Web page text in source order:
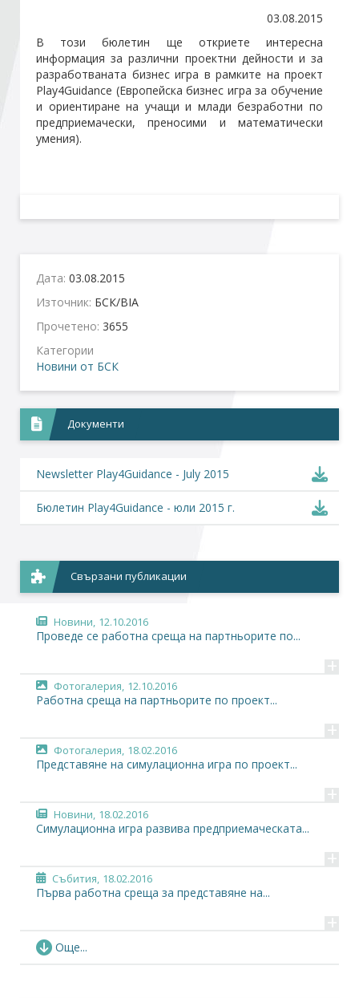
Стани член
Абонирайте се!
03.08.2015
В този бюлетин ще откриете интересна
информация за различни проектни дейности и за
разработваната бизнес игра в рамките на проект
Play4Guidance (Европейска бизнес игра за обучение
и ориентиране на учащи и млади безработни по
предприемачески, преносими и математически
умения).
Дата: 03.08.2015
Източник: БСК/BIA
Прочетено: 3655
Категории
Новини от БСК
Документи
Newsletter Play4Guidance - July 2015
Бюлетин Play4Guidance - юли 2015 г.
Свързани публикации
Новини, 12.10.2016
Проведе се работна среща на партньорите по...
+
Фотогалерия, 12.10.2016
Работна среща на партньорите по проект...
+
Фотогалерия, 18.02.2016
Представяне на симулационна игра по проект...
+
Новини, 18.02.2016
Симулационна игра развива предприемаческата...
+
Събития, 18.02.2016
Първа работна среща за представяне на...
+
Новини,
Бюлетин Play4Guidance - юли 2015 г.
Още...